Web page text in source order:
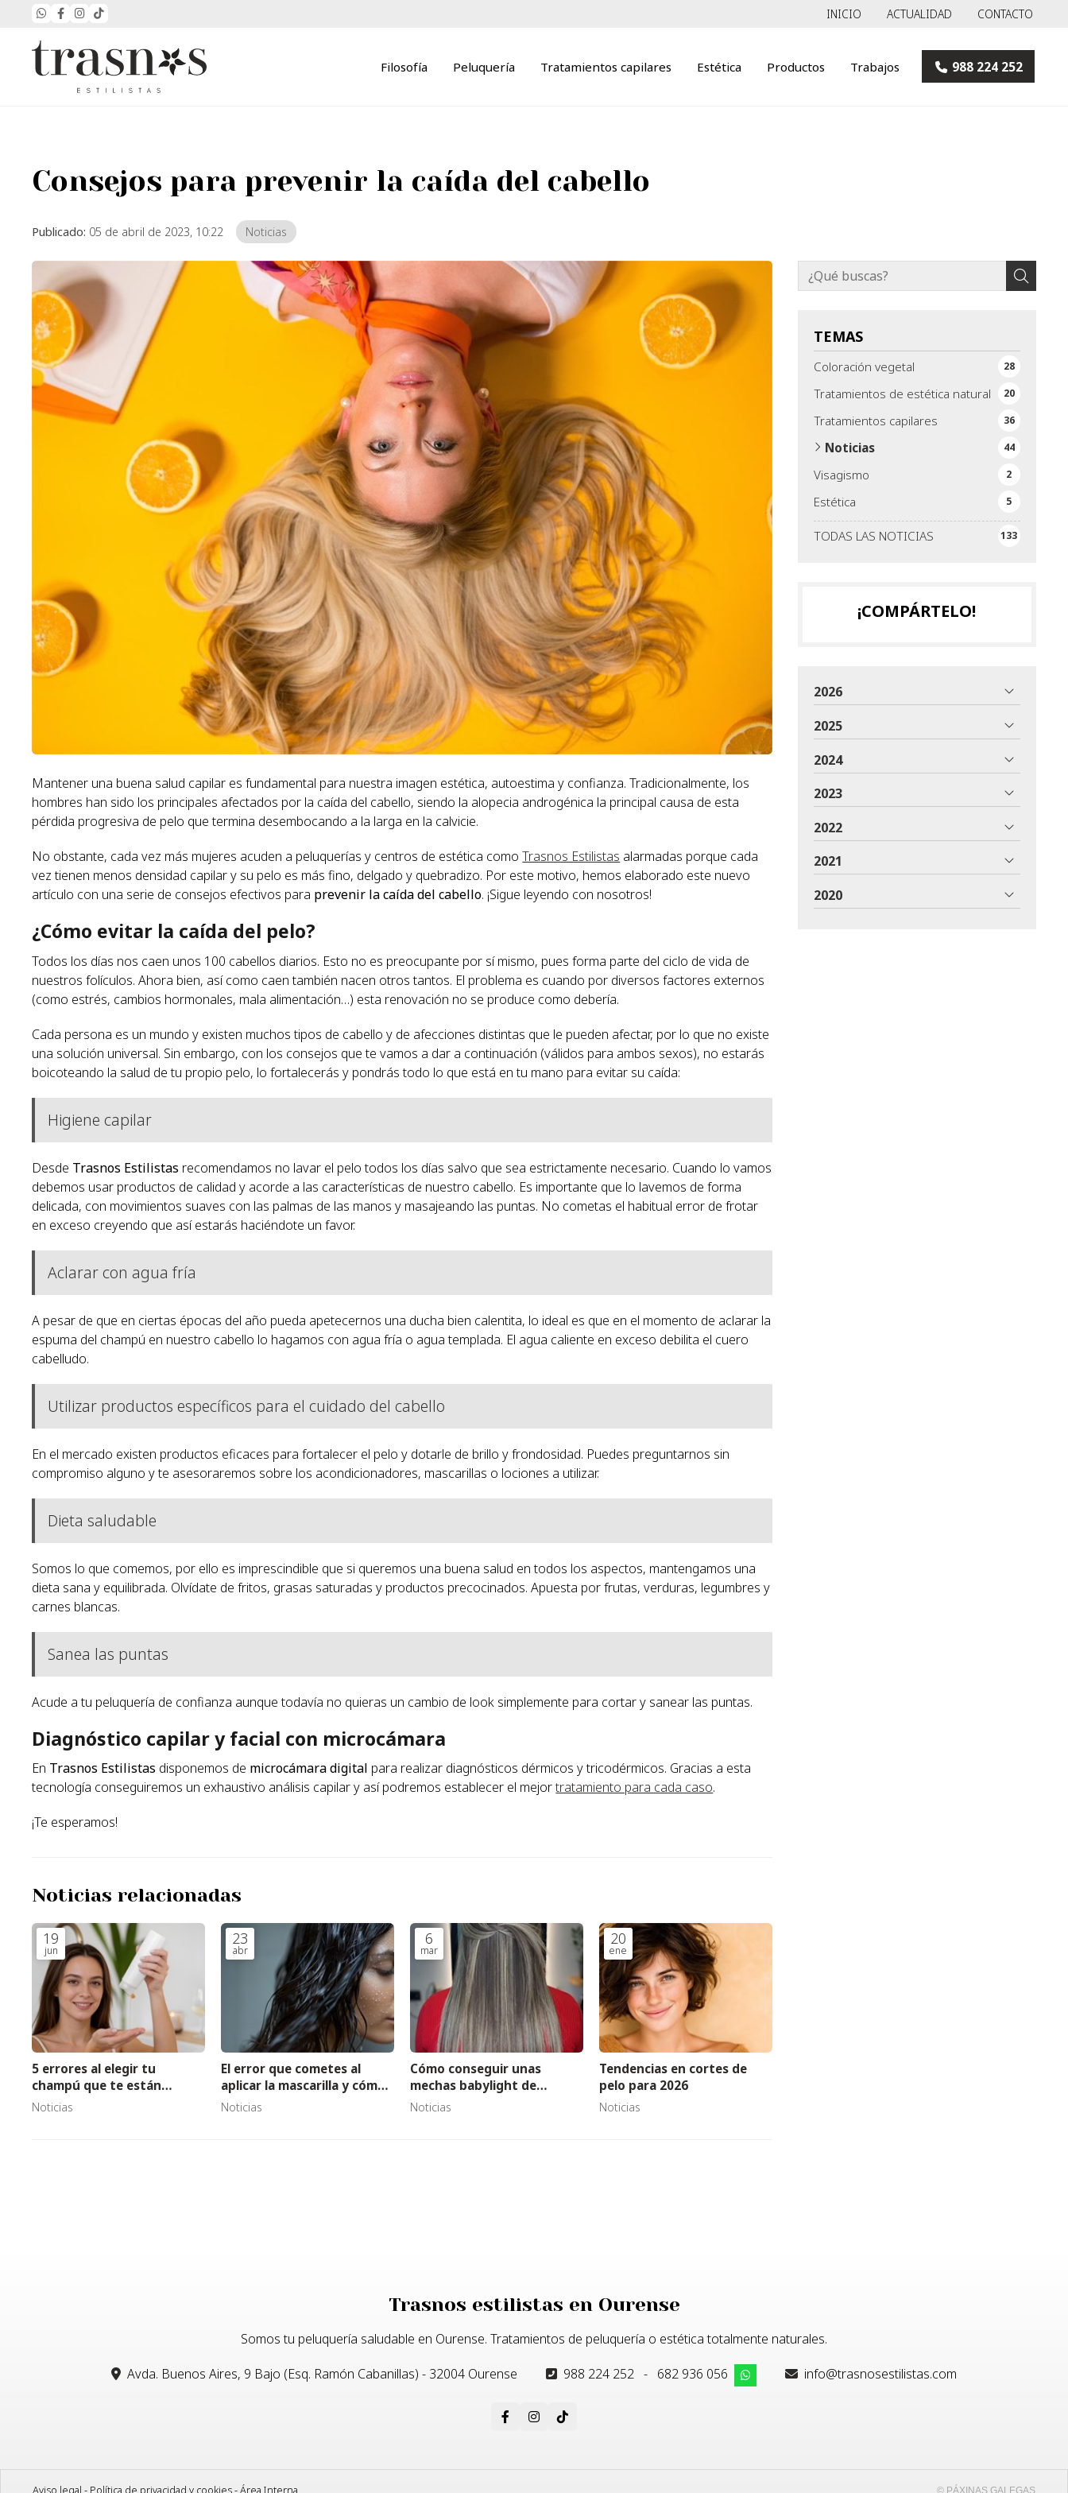
INICIO ACTUALIDAD CONTACTO
Filosofía Peluquería Tratamientos capilares Estética Productos Trabajos 988 224 252
Consejos para prevenir la caída del cabello
Publicado: 05 de abril de 2023, 10:22 Noticias
TEMAS
TODAS LAS NOTICIAS 133
Coloración vegetal 28
Tratamientos de estética natural 20
Tratamientos capilares 36
Noticias 44
Visagismo 2
Estética 5
Mantener una buena salud capilar es fundamental para nuestra imagen estética, autoestima y confianza. Tradicionalmente, los
hombres han sido los principales afectados por la caída del cabello, siendo la alopecia androgénica la principal causa de esta
pérdida progresiva de pelo que termina desembocando a la larga en la calvicie.
No obstante, cada vez más mujeres acuden a peluquerías y centros de estética comoTrasnos Estilistas alarmadas porque cada
vez tienen menos densidad capilar y su pelo es más fino, delgado y quebradizo. Por este motivo, hemos elaborado este nuevo
artículo con una serie de consejos efectivos para prevenir la caída del cabello. ¡Sigue leyendo con nosotros!
¿Cómo evitar la caída del pelo?
Todos los días nos caen unos 100 cabellos diarios. Esto no es preocupante por sí mismo, pues forma parte del ciclo de vida de
nuestros folículos. Ahora bien, así como caen también nacen otros tantos. El problema es cuando por diversos factores externos
(como estrés, cambios hormonales, mala alimentación…) esta renovación no se produce como debería.
Cada persona es un mundo y existen muchos tipos de cabello y de afecciones distintas que le pueden afectar, por lo que no existe
una solución universal. Sin embargo, con los consejos que te vamos a dar a continuación (válidos para ambos sexos), no estarás
boicoteando la salud de tu propio pelo, lo fortalecerás y pondrás todo lo que está en tu mano para evitar su caída:
Higiene capilar
Desde Trasnos Estilistas recomendamos no lavar el pelo todos los días salvo que sea estrictamente necesario. Cuando lo vamos
debemos usar productos de calidad y acorde a las características de nuestro cabello. Es importante que lo lavemos de forma
delicada, con movimientos suaves con las palmas de las manos y masajeando las puntas. No cometas el habitual error de frotar
en exceso creyendo que así estarás haciéndote un favor.
Aclarar con agua fría
A pesar de que en ciertas épocas del año pueda apetecernos una ducha bien calentita, lo ideal es que en el momento de aclarar la
espuma del champú en nuestro cabello lo hagamos con agua fría o agua templada. El agua caliente en exceso debilita el cuero
cabelludo.
Utilizar productos específicos para el cuidado del cabello
En el mercado existen productos eficaces para fortalecer el pelo y dotarle de brillo y frondosidad. Puedes preguntarnos sin
compromiso alguno y te asesoraremos sobre los acondicionadores, mascarillas o lociones a utilizar.
Dieta saludable
Somos lo que comemos, por ello es imprescindible que si queremos una buena salud en todos los aspectos, mantengamos una
dieta sana y equilibrada. Olvídate de fritos, grasas saturadas y productos precocinados. Apuesta por frutas, verduras, legumbres y
carnes blancas.
Sanea las puntas
Acude a tu peluquería de confianza aunque todavía no quieras un cambio de look simplemente para cortar y sanear las puntas.
Diagnóstico capilar y facial con microcámara
En Trasnos Estilistas disponemos de microcámara digital para realizar diagnósticos dérmicos y tricodérmicos. Gracias a esta
tecnología conseguiremos un exhaustivo análisis capilar y así podremos establecer el mejortratamiento para cada caso.
¡Te esperamos!
Noticias relacionadas
19
jun
5 errores al elegir tu
champú que te están
dañando el pelo
Noticias
23
abr
El error que cometes al
aplicar la mascarilla y cómo
solucionarlo
Noticias
6
mar
Cómo conseguir unas
mechas babylight de
aspecto natural y sutil
Noticias
20
ene
Tendencias en cortes de
pelo para 2026
Noticias
¡COMPÁRTELO!
2026
2025
2024
2023
2022
2021
2020
Trasnos estilistas en Ourense
Somos tu peluquería saludable en Ourense. Tratamientos de peluquería o estética totalmente naturales.
Avda. Buenos Aires, 9 Bajo (Esq. Ramón Cabanillas) - 32004 Ourense 988 224 252 - 682 936 056 info@trasnosestilistas.com
Aviso legal - Política de privacidad y cookies-Área Interna © PÁXINAS GALEGAS